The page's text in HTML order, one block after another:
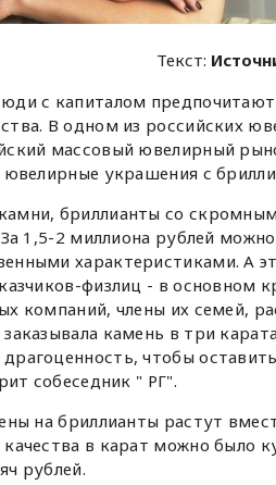
Текст:
с капиталом
В одном из российских
массовый ювелирный
ювелирные украшения с
бриллианты со
1,5-2 миллиона рублей
характеристиками. А
физлиц - в основном
компаний, члены их семей,
камень в три
чтобы
собеседник " РГ".
на бриллианты растут
в карат можно было
рублей.